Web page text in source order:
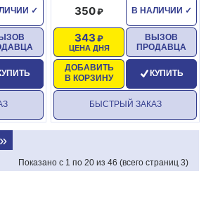
✓ В НАЛИЧИИ ✓
350
ЦЕНА ДНЯ
343
ДОБАВИТЬ
В КОРЗИНУ
ВЫЗОВ
ПРОДАВЦА
КУПИТЬ
БЫСТРЫЙ ЗАКАЗ
»
Показано с 1 по 20 из 46 (всего страниц 3)